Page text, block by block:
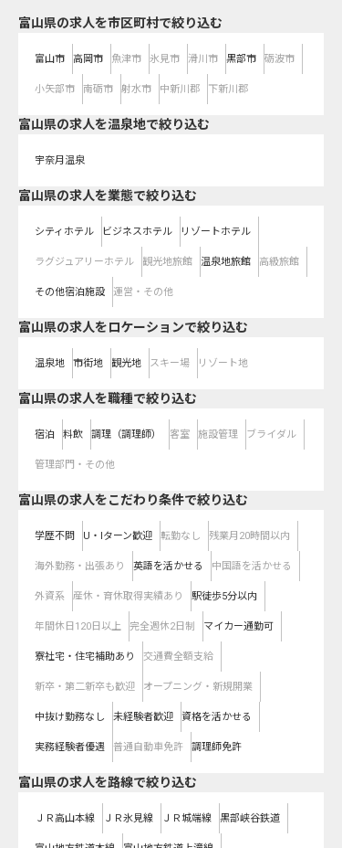
富山県の求人を市区町村で絞り込む
富山市 高岡市 魚津市 氷見市 滑川市 黒部市 砺波市
小矢部市 南砺市 射水市 中新川郡 下新川郡
富山県の求人を温泉地で絞り込む
宇奈月温泉
富山県の求人を業態で絞り込む
シティホテル ビジネスホテル リゾートホテル
ラグジュアリーホテル 観光地旅館 温泉地旅館 高級旅館
その他宿泊施設 運営・その他
富山県の求人をロケーションで絞り込む
温泉地 市街地 観光地 スキー場 リゾート地
富山県の求人を職種で絞り込む
宿泊 料飲 調理（調理師） 客室 施設管理 ブライダル
管理部門・その他
富山県の求人をこだわり条件で絞り込む
学歴不問 U・Iターン歓迎 転勤なし 残業月20時間以内
海外勤務・出張あり 英語を活かせる 中国語を活かせる
外資系 産休・育休取得実績あり 駅徒歩5分以内
年間休日120日以上 完全週休2日制 マイカー通勤可
寮社宅・住宅補助あり 交通費全額支給
新卒・第二新卒も歓迎 オープニング・新規開業
中抜け勤務なし 未経験者歓迎 資格を活かせる
実務経験者優遇 普通自動車免許 調理師免許
富山県の求人を路線で絞り込む
ＪＲ高山本線 ＪＲ氷見線 ＪＲ城端線 黒部峡谷鉄道